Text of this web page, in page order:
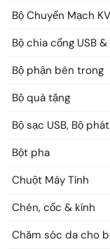
Bộ Chuyển Mạch
Bộ chia cổng USB
Bộ phận bên trong
Bộ quà tặng
Bộ sạc USB, Bộ
Bột pha
Chuột Máy Tính
Chén, cốc & kính
Chăm sóc da cho